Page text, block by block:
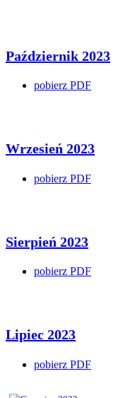
Październik 2023
pobierz PDF
Wrzesień 2023
pobierz PDF
Sierpień 2023
pobierz PDF
Lipiec 2023
pobierz PDF